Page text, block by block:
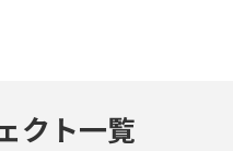
クト一覧